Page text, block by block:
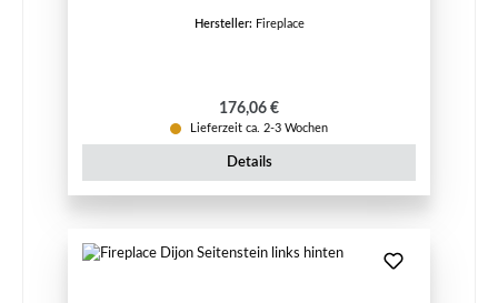
Hersteller: Fireplace
Regulärer Preis:
176,06 €
Lieferzeit ca. 2-3 Wochen
Details